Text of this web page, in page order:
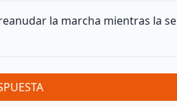
la marcha mientras la